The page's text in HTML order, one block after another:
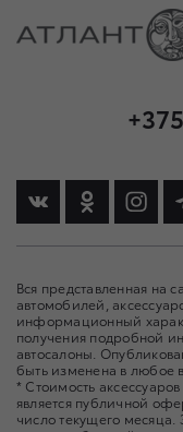
Вся представленная на
автомобилей,
информационный
получения подробной
автосалоны.
быть изменена в любое
* Стоимость
является публичной
число текущего